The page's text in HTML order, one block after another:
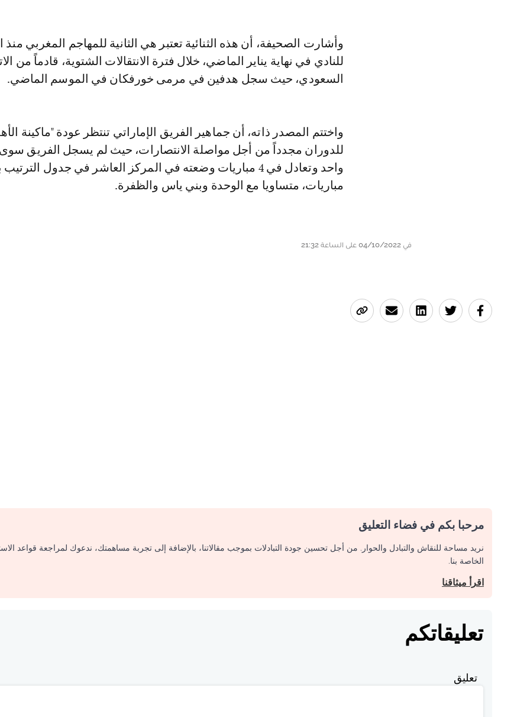
وأشارت الصحيفة، أن هذه الثنائية تعتبر هي الثانية للمهاجم المغربي منذ
للنادي في نهاية يناير الماضي، خلال فترة الانتقالات الشتوية، قادماً من
السعودي، حيث سجل هدفين في مرمى خورفكان في الموسم الماضي.
واختتم المصدر ذاته، أن جماهير الفريق الإماراتي تنتظر عودة "ماكينة
للدوران مجدداً من أجل مواصلة الانتصارات، حيث لم يسجل الفريق
مباريات، متساويا مع الوحدة وبني ياس والظفرة.
في 04/10/2022 على الساعة 21:32
مرحبا بكم في فضاء التعليق
نريد مساحة للنقاش والتبادل والحوار. من أجل تحسين جودة التبادلات بموجب مقالاتنا، بالإضافة إلى تجربة مساهمتك، ندعوك لمراجعة قواعد
الخاصة بنا.
اقرأ ميثاقنا
تعليقاتكم
تعليق